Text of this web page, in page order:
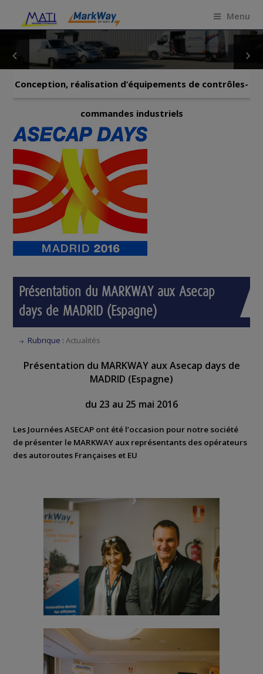
Menu
Conception, réalisation d’équipements de contrôles-
commandes industriels
Présentation du MARKWAY aux Asecap
days de MADRID (Espagne)
Rubrique :Actualités
Présentation du MARKWAY aux Asecap days de
MADRID (Espagne)
du 23 au 25 mai 2016
Les Journées ASECAP ont été l’occasion pour notre société
de présenter le MARKWAY aux représentants des opérateurs
des autoroutes Françaises et EU